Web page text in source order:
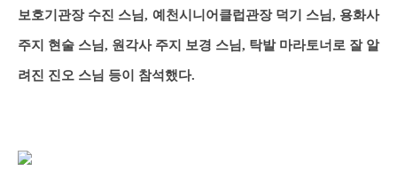
보호기관장 수진 스님, 예천시니어클럽관장 덕기 스님, 용화사
주지 현술 스님, 원각사 주지 보경 스님, 탁발 마라토너로 잘 알
려진 진오 스님 등이 참석했다.